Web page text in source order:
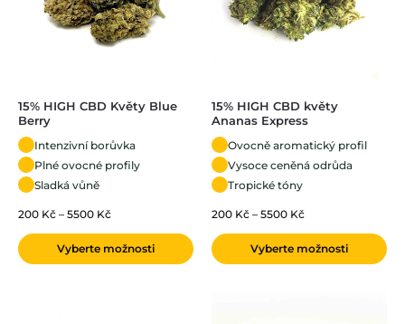
15% HIGH CBD Květy Blue
Berry
Intenzivní borůvka
Plné ovocné profily
Sladká vůně
200 Kč – 5500 Kč
Vyberte možnosti
15% HIGH CBD květy
Ananas Express
Ovocně aromatický profil
Vysoce ceněná odrůda
Tropické tóny
200 Kč – 5500 Kč
Vyberte možnosti